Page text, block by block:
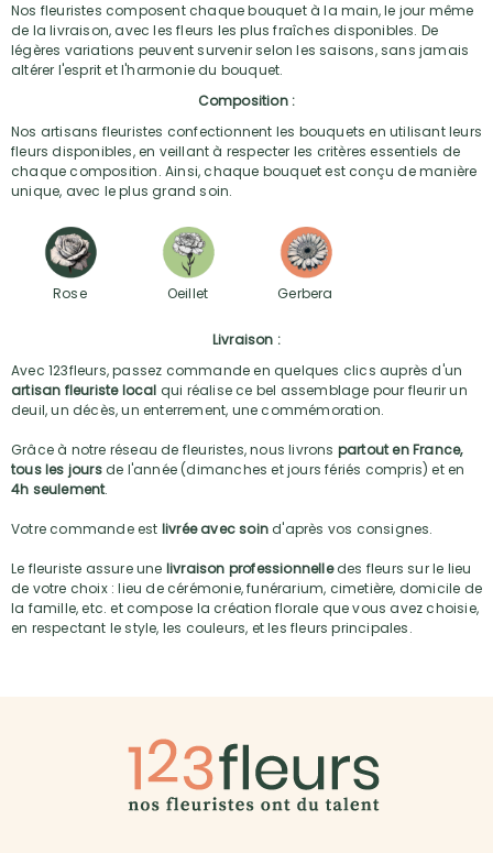
Nos fleuristes composent chaque bouquet à la main, le jour même
de la livraison, avec les fleurs les plus fraîches disponibles. De
légères variations peuvent survenir selon les saisons, sans jamais
altérer l'esprit et l'harmonie du bouquet.
Composition :
Nos artisans fleuristes confectionnent les bouquets en utilisant leurs
fleurs disponibles, en veillant à respecter les critères essentiels de
chaque composition. Ainsi, chaque bouquet est conçu de manière
unique, avec le plus grand soin.
Rose Oeillet Gerbera
Livraison :
Avec 123fleurs, passez commande en quelques clics auprès d'un
artisan fleuriste local qui réalise ce bel assemblage pour fleurir un
deuil, un décès, un enterrement, une commémoration.
Grâce à notre réseau de fleuristes, nous livrons partout en France,
tous les joursde l'année (dimanches et jours fériés compris) et en
4h seulement.
Votre commande est livrée avec soind'après vos consignes.
Le fleuriste assure une livraison professionnelledes fleurs sur le lieu
de votre choix : lieu de cérémonie, funérarium, cimetière, domicile de
la famille, etc. et compose la création florale que vous avez choisie,
en respectant le style, les couleurs, et les fleurs principales.